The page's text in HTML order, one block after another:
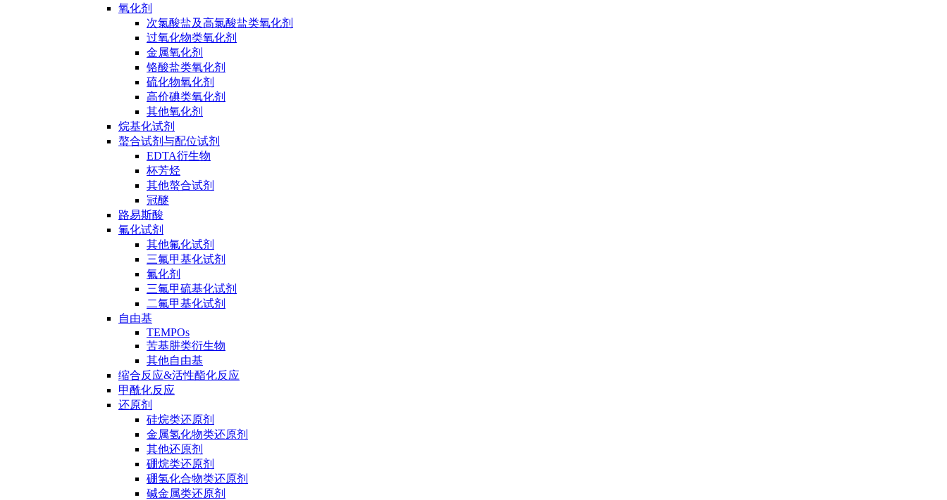
氧化剂
次氯酸盐及高氯酸盐类氧化剂
过氧化物类氧化剂
金属氧化剂
铬酸盐类氧化剂
硫化物氧化剂
高价碘类氧化剂
其他氧化剂
烷基化试剂
螯合试剂与配位试剂
EDTA衍生物
杯芳烃
其他螯合试剂
冠醚
路易斯酸
氟化试剂
其他氟化试剂
三氟甲基化试剂
氟化剂
三氟甲硫基化试剂
二氟甲基化试剂
自由基
TEMPOs
苦基肼类衍生物
其他自由基
缩合反应&活性酯化反应
甲酰化反应
还原剂
硅烷类还原剂
金属氢化物类还原剂
其他还原剂
硼烷类还原剂
硼氢化合物类还原剂
碱金属类还原剂